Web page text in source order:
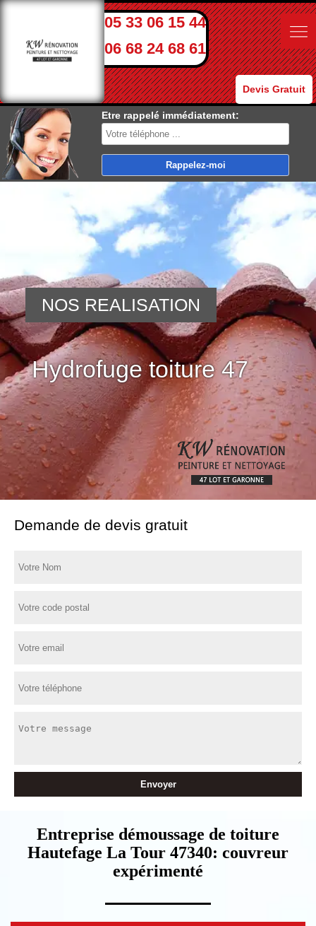
05 33 06 15 44
06 68 24 68 61
Devis Gratuit
Etre rappelé immédiatement:
Hydrofuge toiture 47
NOS REALISATION
Demande de devis gratuit
Entreprise démoussage de toiture
Hautefage La Tour 47340: couvreur
expérimenté